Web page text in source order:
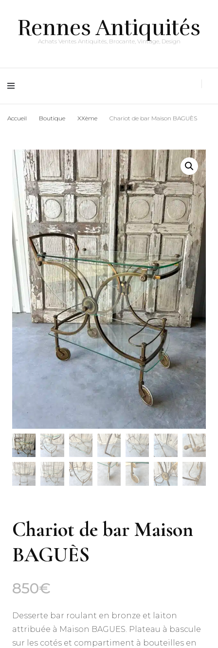
Rennes Antiquités
Achats Ventes Antiquités, Brocante, Vintage, Design
Accueil Boutique XXème Chariot de bar Maison BAGUÈS
Chariot de bar Maison
BAGUÈS
850€
Desserte bar roulant en bronze et laiton
attribuée à Maison BAGUES. Plateau à bascule
sur les cotés et compartiment à bouteilles en